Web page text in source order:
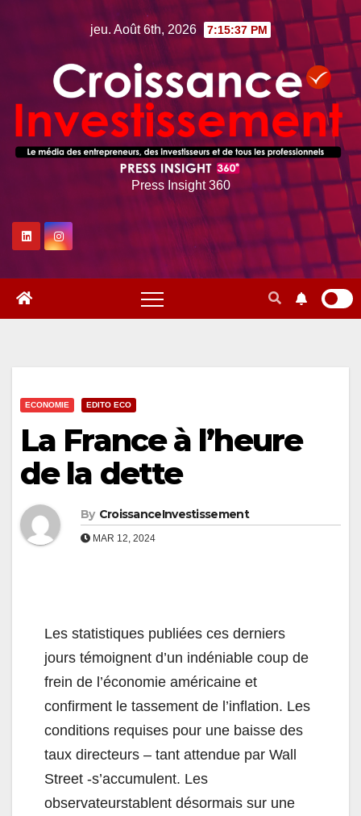
jeu. Août 6th, 2026 7:15:38 PM
Press Insight 360
ECONOMIE EDITO ECO
La France à l’heure
de la dette
By CroissanceInvestissement
MAR 12, 2024
Les statistiques publiées ces derniers
jours témoignent d’un indéniable coup de
frein de l’économie américaine et
confirment le tassement de l’inflation. Les
conditions requises pour une baisse des
taux directeurs – tant attendue par Wall
Street -s’accumulent. Les
observateurstablent désormais sur une